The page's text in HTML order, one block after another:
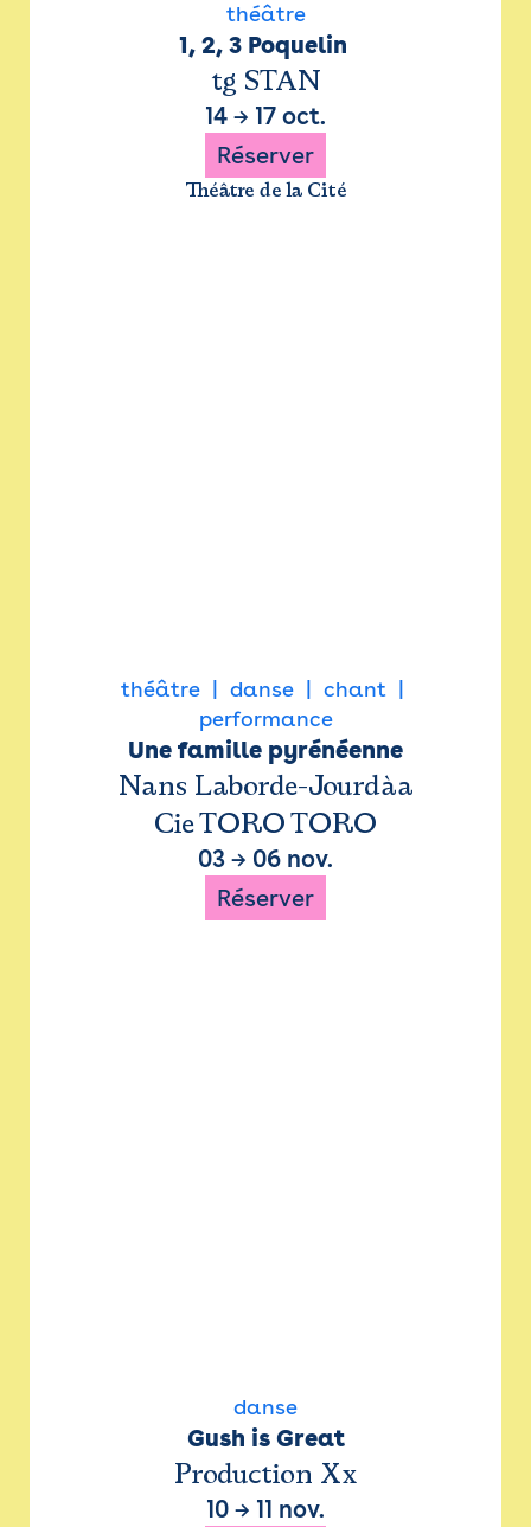
théâtre
1, 2, 3 Poquelin
tg STAN
14 → 17 oct.
Réserver
Théâtre de la Cité
théâtre danse
chant
performance
Une famille pyrénéenne
Nans Laborde-Jourdàa
Cie TORO TORO
03 → 06 nov.
Réserver
danse
Gush is Great
Production Xx
10 → 11 nov.